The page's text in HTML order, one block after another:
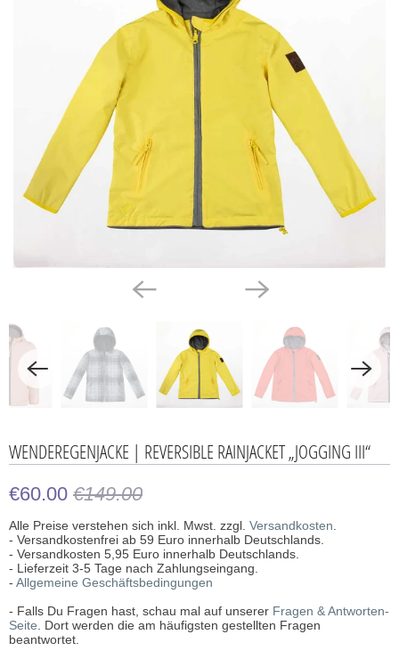
WENDEREGENJACKE | REVERSIBLE RAINJACKET „JOGGING III“
€60.00 €149.00
Alle Preise verstehen sich inkl. Mwst. zzgl. Versandkosten.
- Versandkostenfrei ab 59 Euro innerhalb Deutschlands.
- Versandkosten 5,95 Euro innerhalb Deutschlands.
- Lieferzeit 3-5 Tage nach Zahlungseingang.
- Allgemeine Geschäftsbedingungen
- Falls Du Fragen hast, schau mal auf unserer Fragen & Antworten-
Seite. Dort werden die am häufigsten gestellten Fragen
beantwortet.